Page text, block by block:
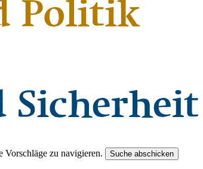
Vorschläge zu navigieren. Suche abschicken